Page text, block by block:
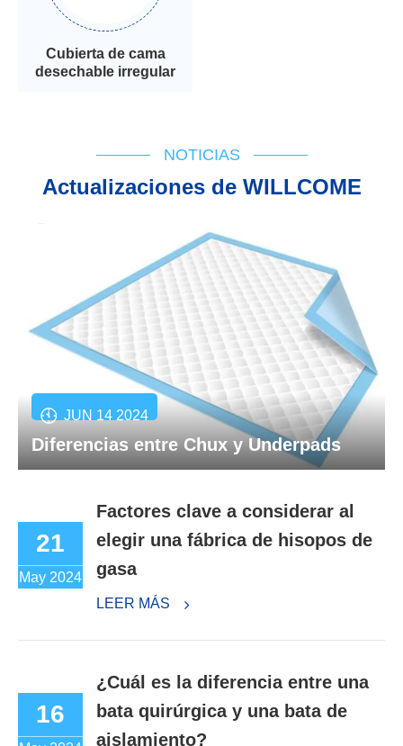
Cubierta de cama
desechable irregular
NOTICIAS
Actualizaciones de WILLCOME
JUN 14 2024
Diferencias entre Chux y Underpads
21
May 2024
Factores clave a considerar al
elegir una fábrica de hisopos de
gasa
LEER MÁS
16
¿Cuál es la diferencia entre una
bata quirúrgica y una bata de
aislamiento?